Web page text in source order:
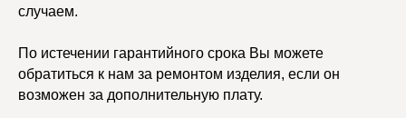
случаем.
По истечении гарантийного срока Вы можете
обратиться к нам за ремонтом изделия, если он
возможен за дополнительную плату.